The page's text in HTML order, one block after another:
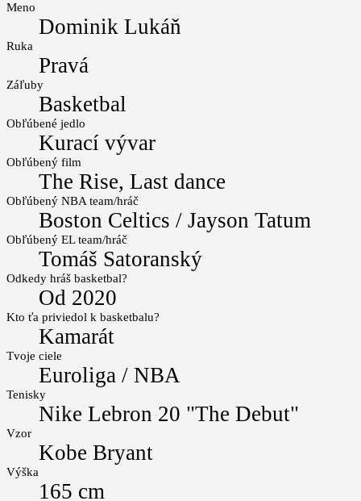
Meno
Dominik Lukáň
Ruka
Pravá
Záľuby
Basketbal
Obľúbené jedlo
Kurací vývar
Obľúbený film
The Rise, Last dance
Obľúbený NBA team/hráč
Boston Celtics / Jayson Tatum
Obľúbený EL team/hráč
Tomáš Satoranský
Odkedy hráš basketbal?
Od 2020
Kto ťa priviedol k basketbalu?
Kamarát
Tvoje ciele
Euroliga / NBA
Tenisky
Nike Lebron 20 "The Debut"
Vzor
Kobe Bryant
Výška
165 cm